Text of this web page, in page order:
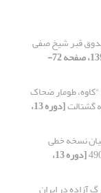
قبر شیخ صفی
[دوره 13، شماره 46، 1397، صفحه 72-
طومار ضحاک
گشتالت [دوره 13،
نسخه خطی
[دوره 13،
آزاده در ایران